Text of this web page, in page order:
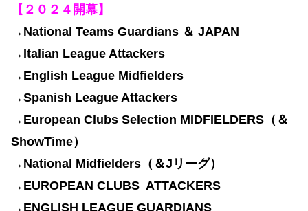
【２０２４開幕】
→National Teams Guardians ＆ JAPAN
→Italian League Attackers
→English League Midfielders
→Spanish League Attackers
→ European Clubs Selection MIDFIELDERS（＆
ShowTime）
→National Midfielders（＆Jリーグ）
→EUROPEAN CLUBS ATTACKERS
→ENGLISH LEAGUE GUARDIANS